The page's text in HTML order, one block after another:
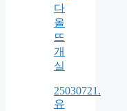
다
올
뜨
개
실
25030721.
유